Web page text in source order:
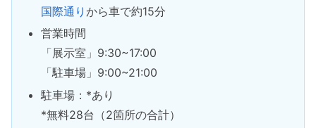
国際通りから車で約15分
営業時間
「展示室」9:30~17:00
「駐車場」9:00~21:00
駐車場：*あり
*無料28台（2箇所の合計）